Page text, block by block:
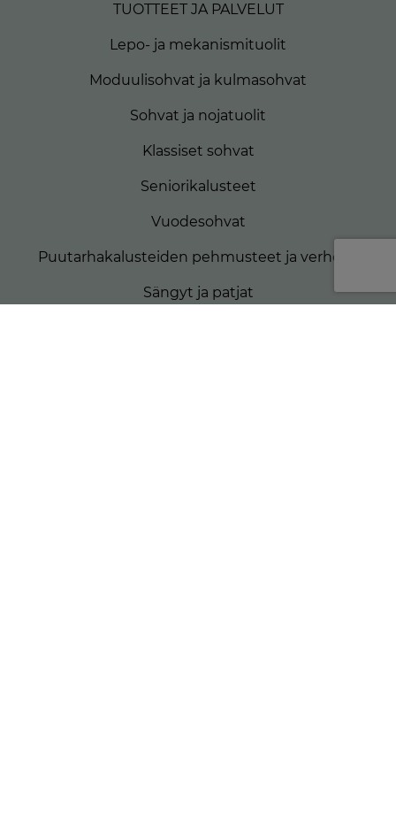
TUOTTEET JA PALVELUT
Lepo- ja mekanismituolit
Moduulisohvat ja kulmasohvat
Sohvat ja nojatuolit
Klassiset sohvat
Seniorikalusteet
Vuodesohvat
Puutarhakalusteiden pehmusteet ja verhoilu
Sängyt ja patjat